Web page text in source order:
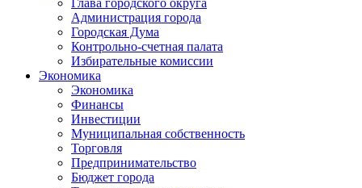
Глава городского округа
Администрация города
Городская Дума
Контрольно-счетная палата
Избирательные комиссии
Экономика
Экономика
Финансы
Инвестиции
Муниципальная собственность
Торговля
Предпринимательство
Бюджет города